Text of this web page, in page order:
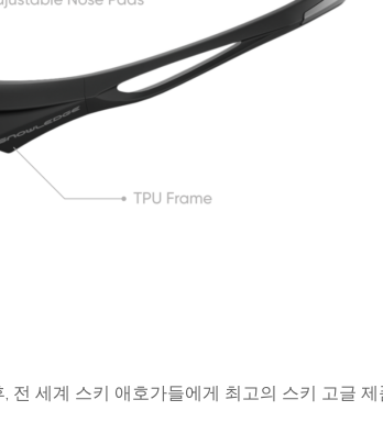
세계 스키 애호가들에게 최고의 스키 고글